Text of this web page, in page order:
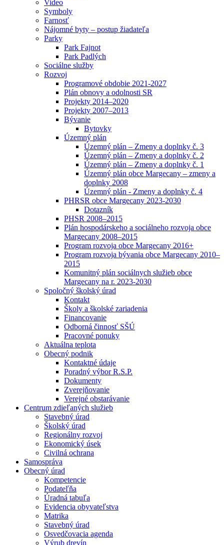
Video
Symboly
Farnosť
Nájomné byty – postup žiadateľa
Parky
Park Fajnot
Park Padlých
Sociálne služby
Rozvoj
Programové obdobie 2021-2027
Plán obnovy a odolnosti SR
Projekty 2014–2020
Projekty 2007–2013
Bývanie
Bytovky
Územný plán
Územný plán – Zmeny a doplnky č. 3
Územný plán – Zmeny a doplnky č. 2
Územný plán – Zmeny a doplnky č. 1
Územný plán obce Margecany – zmeny a
doplnky 2008
Územný plán - Zmeny a doplnky č. 4
PHRSR obce Margecany 2023-2030
Dotazník
PHSR 2008–2015
Plán hospodárskeho a sociálneho rozvoja obce
Margecany 2008–2015
Program rozvoja obce Margecany 2016+
Program rozvoja bývania obce Margecany 2010–
2015
Komunitný plán sociálnych služieb obce
Margecany na r. 2023-2030
Spoločný školský úrad
Kontakt
Školy a školské zariadenia
Financovanie
Odborná činnosť SŠÚ
Pracovné ponuky
Aktuálna teplota
Obecný podnik
Kontaktné údaje
Poradný výbor R.S.P.
Dokumenty
Zverejňovanie
Verejné obstarávanie
Centrum zdieľaných služieb
Stavebný úrad
Školský úrad
Regionálny rozvoj
Ekonomický úsek
Civilná ochrana
Samospráva
Obecný úrad
Kompetencie
Podateľňa
Úradná tabuľa
Evidencia obyvateľstva
Matrika
Stavebný úrad
Osvedčovacia agenda
Výrub drevín